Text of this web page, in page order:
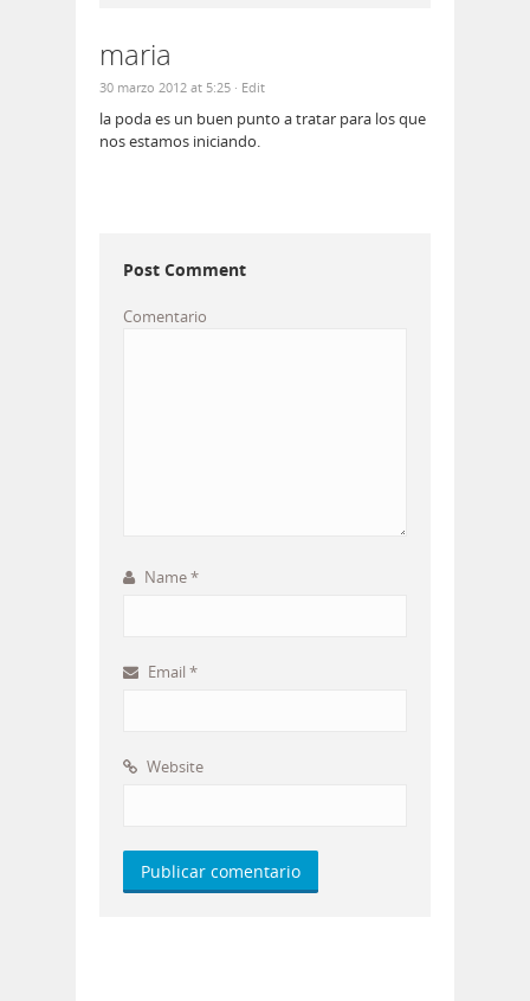
maria
30 marzo 2012 at 5:25 · Edit
la poda es un buen punto a tratar para los que
nos estamos iniciando.
Post Comment
Comentario
Name*
Email *
Website